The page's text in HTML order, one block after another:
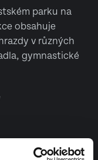
parku na
obsahuje
v různých
gymnastické